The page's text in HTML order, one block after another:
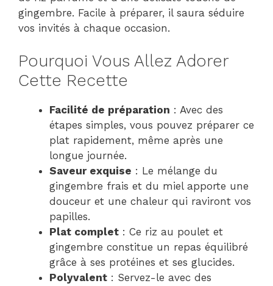
gingembre. Facile à préparer, il saura séduire
vos invités à chaque occasion.
Pourquoi Vous Allez Adorer
Cette Recette
Facilité de préparation : Avec des
étapes simples, vous pouvez préparer ce
plat rapidement, même après une
longue journée.
Saveur exquise : Le mélange du
gingembre frais et du miel apporte une
douceur et une chaleur qui raviront vos
papilles.
Plat complet : Ce riz au poulet et
gingembre constitue un repas équilibré
grâce à ses protéines et ses glucides.
Polyvalent : Servez-le avec des